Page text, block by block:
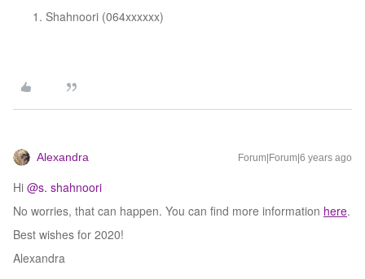
Shahnoori (064xxxxxx)
Alexandra Forum|Forum|6 years ago
Hi @s. shahnoori
No worries, that can happen. You can find more information here.
Best wishes for 2020!
Alexandra